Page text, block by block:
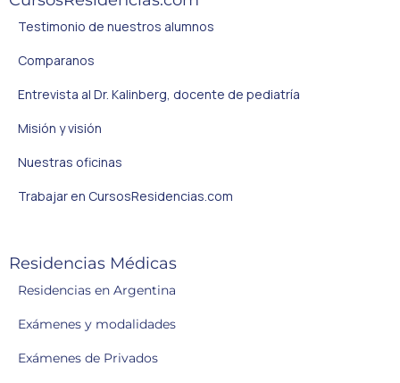
Testimonio de nuestros alumnos
Comparanos
Entrevista al Dr. Kalinberg, docente de pediatría
Misión y visión
Nuestras oficinas
Trabajar en CursosResidencias.com
Residencias Médicas
Residencias en Argentina
Exámenes y modalidades
Exámenes de Privados